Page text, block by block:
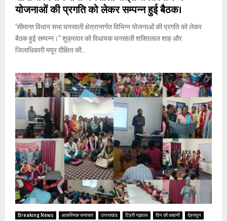
योजनाओं की प्रगति को लेकर सम्पन्न हुई बैठक।
‘सीमान्त विधान सभा घनसाली क्षेत्रान्तर्गत विभिन्न योजनाओं की प्रगति को लेकर
बैठक हुई सम्पन्न।‘‘ शुक्रवार को विधायक घनसाली शक्तिलाल शाह और
जिलाधिकारी मयूर दीक्षित की...
Breaking News आकस्मिक समाचार उत्तराखंड टिहरी गढ़वाल दिन की कहानी
देहरादून